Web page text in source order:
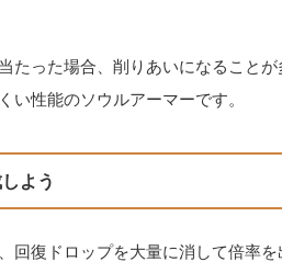
たった場合、削りあいになること
い性能のソウルアーマーです。
よう
回復ドロップを大量に消して倍率